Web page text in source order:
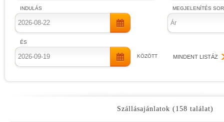
INDULÁS
ÉS
KÖZÖTT
MEGJELENÍTÉS
Ár
MINDENT LISTÁZ
Szállásajánlatok (158 találat)